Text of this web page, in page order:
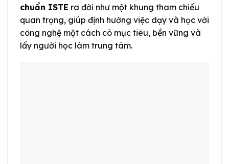
chuẩn ISTE ra đời như một khung tham chiếu
quan trọng, giúp định hướng việc dạy và học với
công nghệ một cách có mục tiêu, bền vững và
lấy người học làm trung tâm.